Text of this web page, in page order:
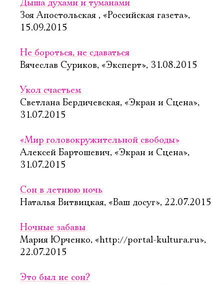
Дыша духами и туманами
Зоя Апостольская , «Российская газета»,
15.09.2015
Не бороться, не сдаваться
Вячеслав Суриков, «Эксперт», 31.08.2015
Укол счастьем
Светлана Бердичевская, «Экран и Сцена»,
31.07.2015
«Мир головокружительной свободы»
Алексей Бартошевич, «Экран и Сцена»,
31.07.2015
Сон в летнюю ночь
Наталья Витвицкая, «Ваш досуг», 22.07.2015
Ночные забавы
Мария Юрченко, «http://portal-kultura.ru»,
22.07.2015
Это был не сон?